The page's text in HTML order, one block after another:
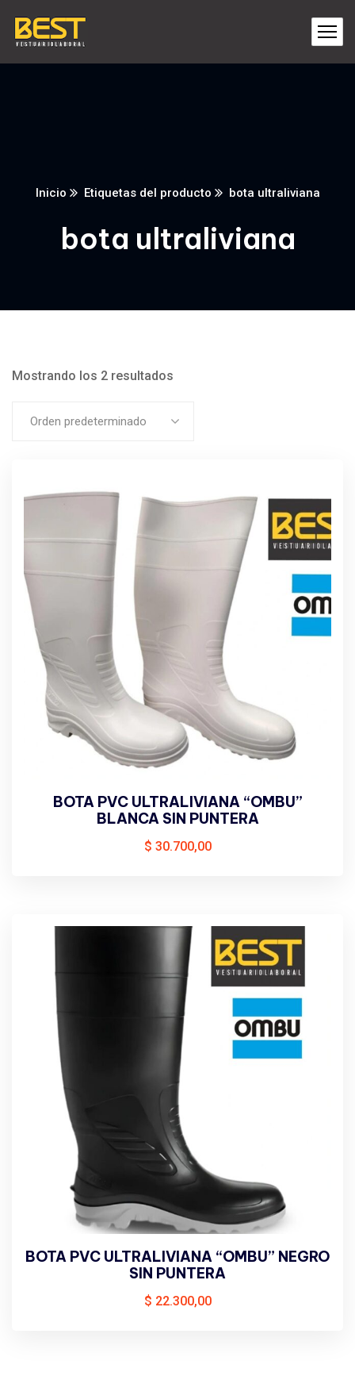
Inicio Etiquetas del producto bota ultraliviana
bota ultraliviana
Mostrando los 2 resultados
Orden predeterminado
BOTA PVC ULTRALIVIANA “OMBU”
BLANCA SIN PUNTERA
$ 30.700,00
BOTA PVC ULTRALIVIANA “OMBU” NEGRO
SIN PUNTERA
$ 22.300,00